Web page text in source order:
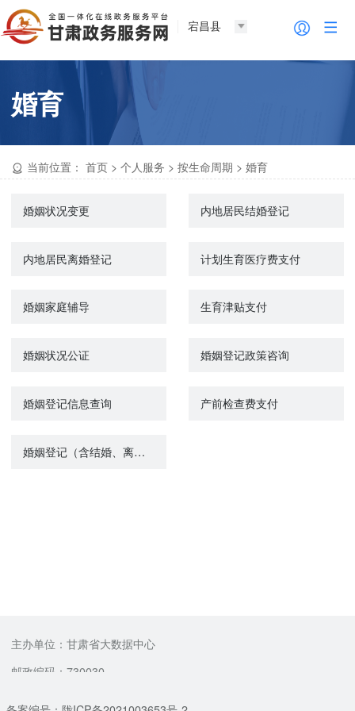
宕昌县
婚育
当前位置： 首页 >个人服务 >按生命周期 >婚育
婚姻状况变更 内地居民结婚登记
内地居民离婚登记 计划生育医疗费支付
婚姻家庭辅导 生育津贴支付
婚姻状况公证 婚姻登记政策咨询
婚姻登记信息查询 产前检查费支付
婚姻登记（含结婚、离婚、补领登记证书）预约
主办单位：甘肃省大数据中心
邮政编码：730030